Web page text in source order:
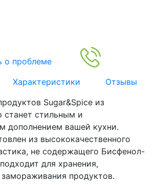
о проблеме
Характеристики
Отзывы
Sugar&Spice из
станет стильным и
дополнением вашей кухни.
из высококачественного
не содержащего Бисфенол-
для хранения,
замораживания продуктов.